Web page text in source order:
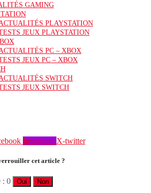
GAMING
PLAYSTATION
JEUX PLAYSTATION
PC – XBOX
JEUX PC – XBOX
SWITCH
JEUX SWITCH
Instagram X-twitter
cet article ?
: 0 Oui Non